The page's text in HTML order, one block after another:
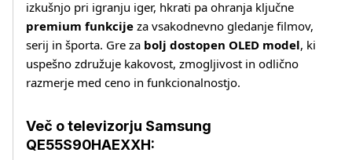
izkušnjo pri igranju iger, hkrati pa ohranja ključne
premium funkcije za vsakodnevno gledanje filmov,
serij in športa. Gre za bolj dostopen OLED model, ki
uspešno združuje kakovost, zmogljivost in odlično
razmerje med ceno in funkcionalnostjo.
Več o televizorju Samsung
QE55S90HAEXXH: